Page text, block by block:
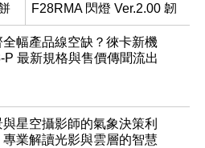
F28RMA 閃燈 Ver.2.00 韌
體
全幅產品線空缺？徠卡新機
P 最新規格與售價傳聞流出
與星空攝影師的氣象決策利
專業解讀光影與雲層的智慧